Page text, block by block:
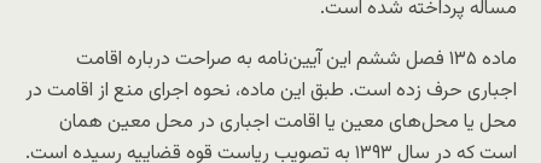
مساله پرداخته شده است.
ماده ۱۳۵ فصل ششم این آیین‌نامه به صراحت درباره اقامت
اجباری حرف زده است. طبق این ماده، نحوه اجرای منع از اقامت در
محل یا محل‌های معین یا اقامت اجباری در محل معین همان
است که در سال ۱۳۹۳ به تصویب ریاست قوه قضاییه رسیده است.